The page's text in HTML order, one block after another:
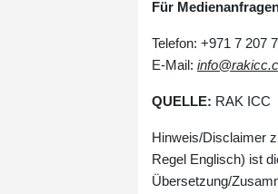
Für
Telefon: +971 7 207
E-Mail:
QUELLE: RAK ICC
Hinweis/Disclaimer
Regel Englisch) ist
Übersetzung/